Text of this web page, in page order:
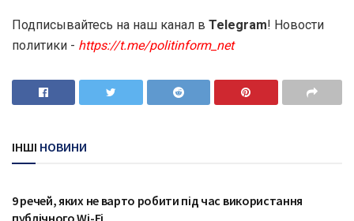
Подписывайтесь на наш канал в Telegram! Новости
политики - https://t.me/politinform_net
ІНШІ НОВИНИ
ТЕХНОЛОГІЇ
9 речей, яких не варто робити під час використання
публічного Wi-Fi